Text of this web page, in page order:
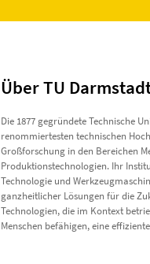
Über TU
Die 1877 gegründete Technische
renommiertesten technischen
Großforschung in den Bereichen
Produktionstechnologien. Ihr
Technologie und
ganzheitlicher Lösungen für die
Technologien, die im Kontext
Menschen befähigen, eine